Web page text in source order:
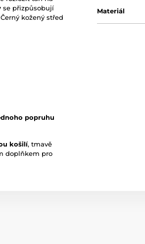
se přizpůsobují
kožený střed
popruhu
košilí, tmavě
doplňkem pro
Materiál